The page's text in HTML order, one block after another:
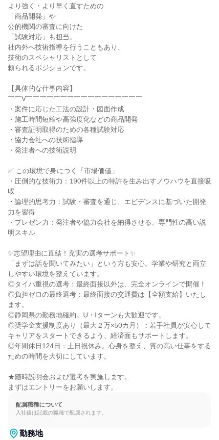
より強く・より早く直すための
「商品開発」や
公的機関の審査に向けた
「試験対応」も担当。
社内外へ技術指導を行うこともあり、
技術のスペシャリストとして
頼られるポジションです。
【具体的な仕事内容】
￣￣V￣￣￣￣￣￣￣￣￣￣￣￣￣￣￣￣￣
・案件に応じた工法の設計・図面作成
・施工時間短縮や高強度化などの商品開発
・審査証明取得のための各種試験対応
・協力会社への技術指導
・発注者への技術説明
✅ この環境で身につく「市場価値」
・圧倒的な技術力：190件以上の特許を生み出すノウハウを直接吸
収
・論理的思考力：試験・審査を通じ、エビデンスに基づいた開発
力を習得
・プレゼン力：発注者や協力会社を納得させる、専門性の高い説
明スキル
✨志望理由に直結！充実の選考サポート✨
「まずは話を聞いてみたい」という方も安心。学業や研究と両立
しやすい環境を整えています。
◎タイパ重視の選考：最終面接以外は、完全オンラインで開催！
◎負担ゼロの最終選考：最終面接の交通費は【全額支給】いたし
ます。
◎静岡県の勤務地確約。U・Iターンも大歓迎です。
◎奨学金支援制度あり（最大２万×50カ月）：若手社員が安心して
キャリアをスタートできるよう、経済面もサポートします。
◎年間休日124日：土日祝休み。心身を整え、質の高い仕事をする
ための時間を大切にしています。
★随時説明会および選考を実施します。
まずはエントリーをお願いします。
配属職種について
入社後は記載の職種で配属されます。
勤務地